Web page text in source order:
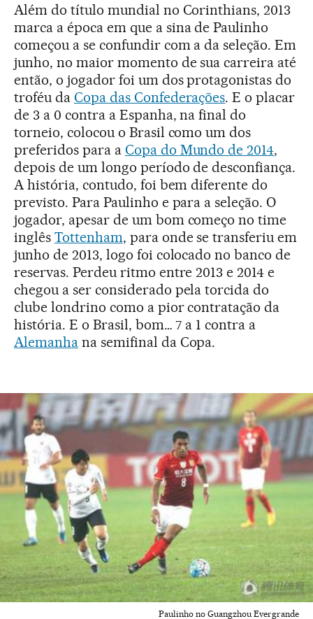
Além do título mundial no Corinthians, 2013
marca a época em que a sina de Paulinho
começou a se confundir com a da seleção. Em
junho, no maior momento de sua carreira até
então, o jogador foi um dos protagonistas do
troféu da Copa das Confederações. E o placar
de 3 a 0 contra a Espanha, na final do
torneio, colocou o Brasil como um dos
preferidos para a Copa do Mundo de 2014,
depois de um longo período de desconfiança.
A história, contudo, foi bem diferente do
previsto. Para Paulinho e para a seleção. O
jogador, apesar de um bom começo no time
inglês Tottenham, para onde se transferiu em
junho de 2013, logo foi colocado no banco de
reservas. Perdeu ritmo entre 2013 e 2014 e
chegou a ser considerado pela torcida do
clube londrino como a pior contratação da
história. E o Brasil, bom… 7 a 1 contra a
Alemanhana semifinal da Copa.
Paulinho no Guangzhou Evergrande